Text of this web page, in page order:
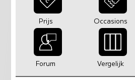
Prijs Occasions
Forum Vergelijk